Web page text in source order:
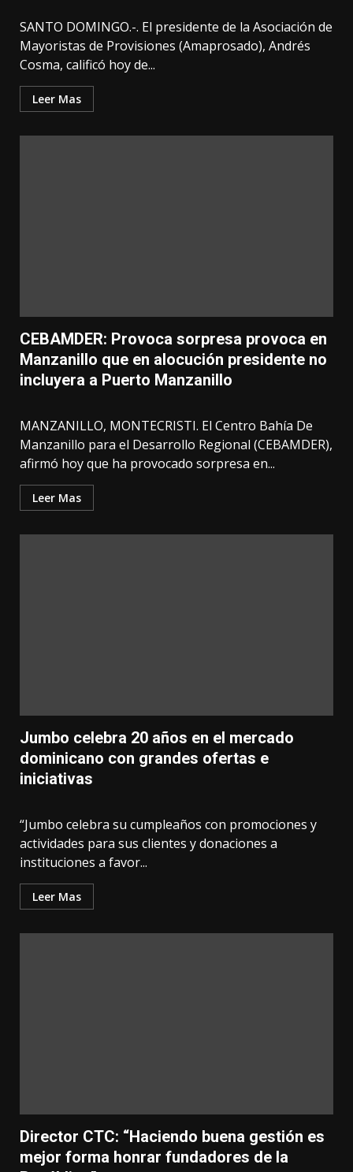
SANTO DOMINGO.-. El presidente de la Asociación de
Mayoristas de Provisiones (Amaprosado), Andrés
Cosma, calificó hoy de...
Leer Mas
CEBAMDER: Provoca sorpresa provoca en
Manzanillo que en alocución presidente no
incluyera a Puerto Manzanillo
MANZANILLO, MONTECRISTI. El Centro Bahía De
Manzanillo para el Desarrollo Regional (CEBAMDER),
afirmó hoy que ha provocado sorpresa en...
Leer Mas
Jumbo celebra 20 años en el mercado
dominicano con grandes ofertas e
iniciativas
“Jumbo celebra su cumpleaños con promociones y
actividades para sus clientes y donaciones a
instituciones a favor...
Leer Mas
Director CTC: “Haciendo buena gestión es
mejor forma honrar fundadores de la